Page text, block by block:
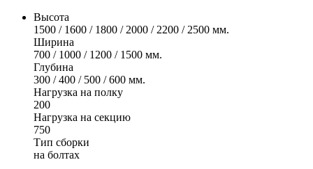
Высота
1500 / 1600 / 1800 / 2000 / 2200 / 2500 мм.
Ширина
700 / 1000 / 1200 / 1500 мм.
Глубина
300 / 400 / 500 / 600 мм.
Нагрузка на полку
200
Нагрузка на секцию
750
Тип сборки
на болтах